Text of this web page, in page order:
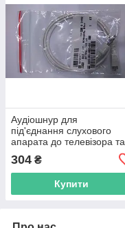
Аудіошнур для
під'єднання слухового
апарата до телевізора та
завдовжки 60 см на одне
вухо,1 ка
304 ₴
Купити